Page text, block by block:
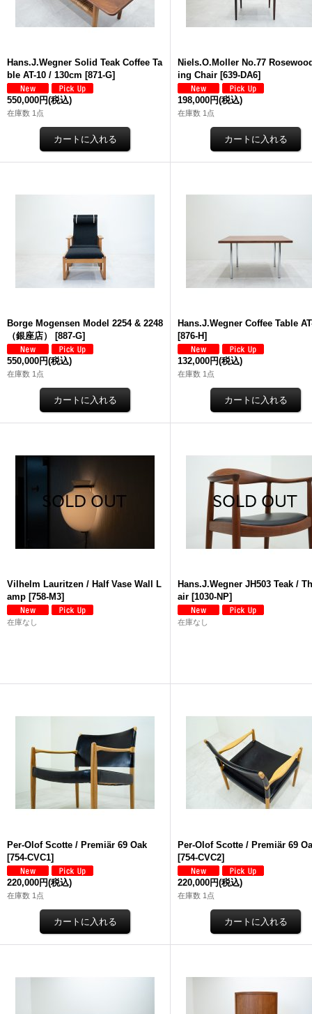
Hans.J.Wegner Solid Teak Coffee Ta
ble AT-10 / 130cm [871-G]
550,000円(税込)
在庫数 1点
Niels.O.Moller No.77
ing Chair [639-DA6]
198,000円(税込)
在庫数 1点
Borge Mogensen Model 2254 & 2248
（銀座店）
[887-G]
550,000円(税込)
在庫数 1点
Hans.J.Wegner Coffee Table
[876-H]
132,000円(税込)
在庫数 1点
Vilhelm Lauritzen / Half Vase Wall L
amp [758-M3]
在庫なし
Hans.J.Wegner JH503 Teak /
air [1030-NP]
在庫なし
Per-Olof Scotte / Premiär 69 Oak
[754-CVC1]
220,000円(税込)
在庫数 1点
Per-Olof Scotte / Premiär 69
[754-CVC2]
220,000円(税込)
在庫数 1点